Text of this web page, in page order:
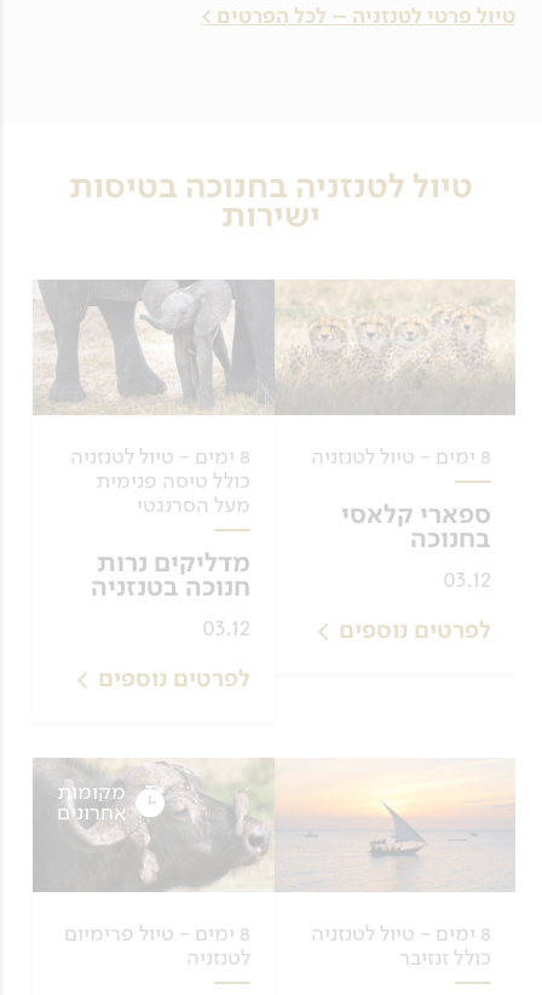
טיול פרטי לטנזניה – לכל הפרטים >
טיול לטנזניה בחנוכה בטיסות
ישירות
8 ימים - טיול לטנזניה
ספארי קלאסי
בחנוכה
03.12
לפרטים נוספים
8 ימים - טיול לטנזניה
כולל טיסה פנימית
מעל הסרנגטי
מדליקים נרות
חנוכה בטנזניה
03.12
לפרטים נוספים
8 ימים - טיול לטנזניה
כולל זנזיבר
8 ימים - טיול פרימיום
לטנזניה
מקומות
אחרונים